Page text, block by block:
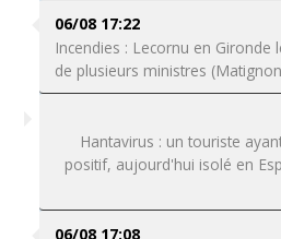
06/08 17:22
Incendies : Lecornu en Gironde
de plusieurs ministres
Hantavirus : un touriste
positif, aujourd'hui isolé en
06/08 17:08